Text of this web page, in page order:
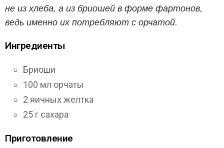
не из хлеба, а из бриошей в форме фартонов,
ведь именно их потребляют с орчатой.
Ингредиенты
Бриоши
100 мл орчаты
2 яичных желтка
25 г сахара
Приготовление